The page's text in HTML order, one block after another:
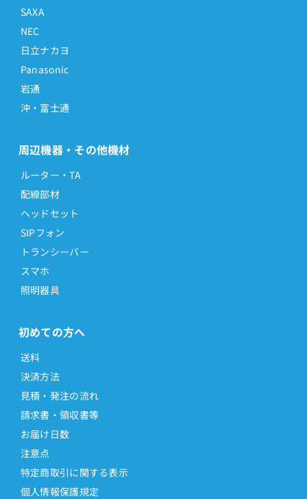
SAXA
NEC
日立ナカヨ
Panasonic
岩通
沖・富士通
周辺機器・その他機材
ルーター・TA
配線部材
ヘッドセット
SIPフォン
トランシーバー
スマホ
照明器具
初めての方へ
送料
決済方法
見積・発注の流れ
請求書・領収書等
お届け日数
注意点
特定商取引に関する表示
個人情報保護規定